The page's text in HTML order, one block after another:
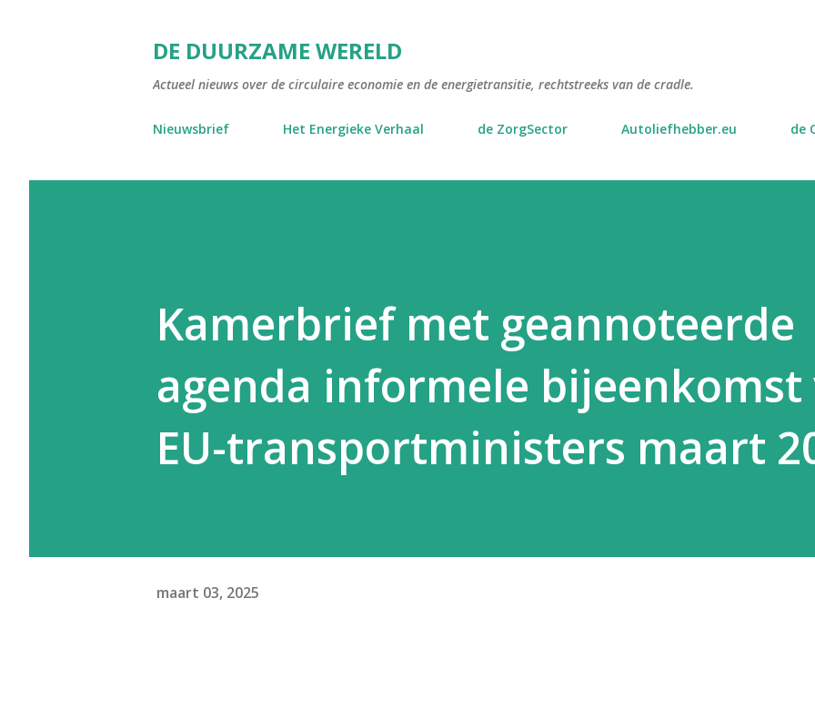
DE DUURZAME WERELD
Actueel nieuws over de circulaire economie en de energietransitie, rechtstreeks van de cradle.
Nieuwsbrief Het Energieke Verhaal de ZorgSector Autoliefhebber.eu de
Kamerbrief met geannoteerde
agenda informele bijeenkomst
EU-transportministers maart
maart 03, 2025